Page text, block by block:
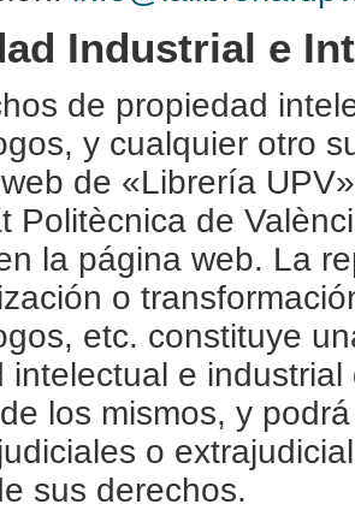
Industrial e
de propiedad
y cualquier otro
de «Librería
Politècnica de
la página web. La
o
etc. constituye
intelectual e
los mismos, y
o
sus derechos.